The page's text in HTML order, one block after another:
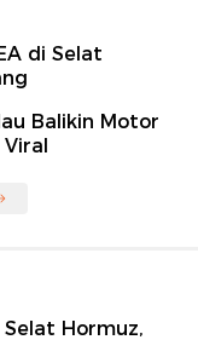
di Selat
Balikin Motor
Hormuz,